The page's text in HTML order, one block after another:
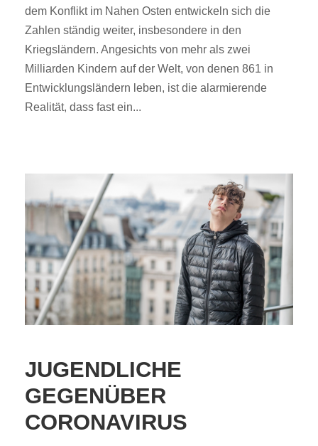
dem Konflikt im Nahen Osten entwickeln sich die
Zahlen ständig weiter, insbesondere in den
Kriegsländern. Angesichts von mehr als zwei
Milliarden Kindern auf der Welt, von denen 861 in
Entwicklungsländern leben, ist die alarmierende
Realität, dass fast ein...
JUGENDLICHE
GEGENÜBER
CORONAVIRUS